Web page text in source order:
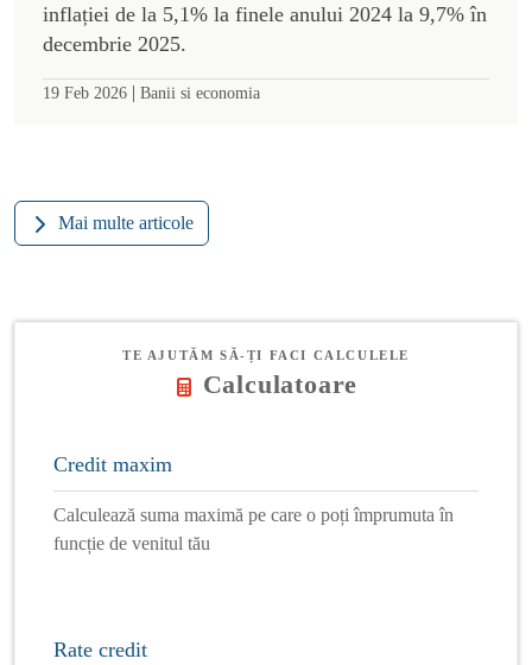
inflației de la 5,1% la finele anului 2024 la 9,7% în
decembrie 2025.
19 Feb 2026 | Banii si economia
Mai multe articole
TE AJUTĂM SĂ-ȚI FACI CALCULELE
Calculatoare
Credit maxim
Calculează suma maximă pe care o poți împrumuta în
funcție de venitul tău
Rate credit